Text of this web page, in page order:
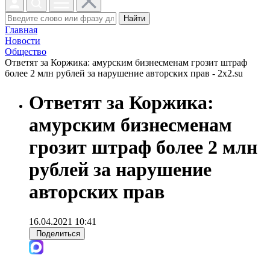
Найти
Главная
Новости
Общество
Ответят за Коржика: амурским бизнесменам грозит штраф
более 2 млн рублей за нарушение авторских прав - 2x2.su
Ответят за Коржика:
амурским бизнесменам
грозит штраф более 2 млн
рублей за нарушение
авторских прав
16.04.2021 10:41
Поделиться